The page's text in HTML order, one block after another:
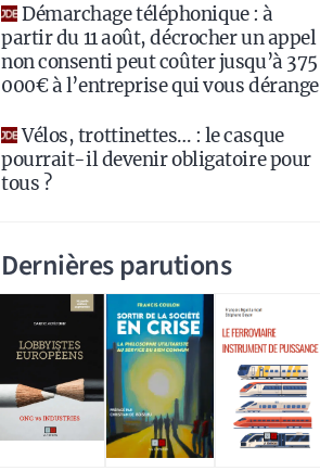
Démarchage téléphonique : à
partir du 11 août, décrocher un appel
non consenti peut coûter jusqu’à 375
000€ à l’entreprise qui vous dérange
Vélos, trottinettes… : le casque
pourrait-il devenir obligatoire pour
tous ?
Dernières parutions